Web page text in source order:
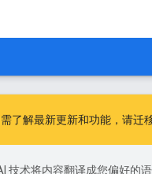
了解最新更新和功能，请迁
技术将内容翻译成您偏好的